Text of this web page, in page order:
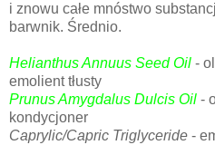
i znowu całe mnóstwo
barwnik. Średnio.
Helianthus Annuus Seed Oil -
emolient tłusty
Prunus Amygdalus Dulcis Oil -
kondycjoner
Caprylic/Capric Triglyceride -